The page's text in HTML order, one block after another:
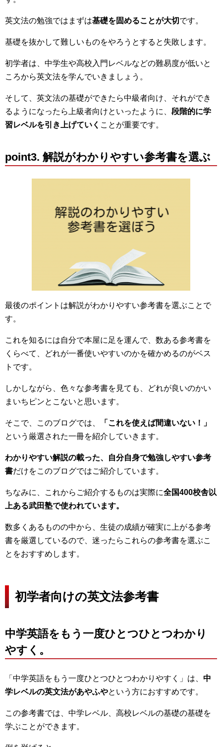
英文法の勉強ではまずは基礎を固めることが大切です。
基礎を抜かして難しいものをやろうとすると失敗します。
初学者は、中学生や高校入門レベルなどの難易度が低いと
ころから英文法を学んでいきましょう。
そして、英文法の基礎ができたら中級者向け、それができ
るようになったら上級者向けといったように、 段階的に学
習レベルを引き上げていく ことが重要です。
point3. 解説がわかりやすい参考書を選ぶ
最後のポイントは解説がわかりやすい参考書を選ぶことで
す。
これを知るには自分で本屋に足を運んで、数ある参考書を
くらべて、どれが一番使いやすいのかを確かめるのがベス
トです。
しかしながら、色々な参考書を見ても、どれが良いのかい
まいちピンとこないと思います。
そこで、このブログでは、
「これを使えば間違いない！」
という厳選された一冊を紹介していきます。
わかりやすい解説の載った、自分自身で勉強しやすい参考
書だけをこのブログではご紹介しています。
ちなみに、これからご紹介するものは実際に全国400校舎以
上ある武田塾で使われています。
数多くあるものの中から、生徒の成績が確実に上がる参考
書を厳選しているので、迷ったらこれらの参考書を選ぶこ
とをおすすめします。
初学者向けの英文法参考書
中学英語をもう一度ひとつひとつわかり
やすく。
「中学英語をもう一度ひとつひとつわかりやすく」は、 中
学レベルの英文法があやふやという方におすすめです。
この参考書では、中学レベル、高校レベルの基礎の基礎を
学ぶことができます。